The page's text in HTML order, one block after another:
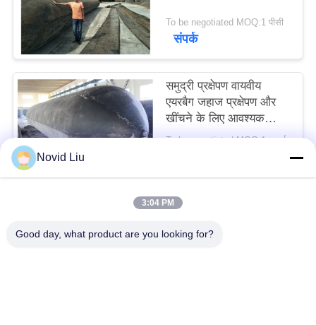
To be negotiated MOQ:1 पीसी
संपर्क
समुद्री प्रक्षेपण वायवीय
एयरबैग जहाज प्रक्षेपण और
खींचने के लिए आवश्यक
घटक
To be negotiated MOQ:1 इकाई
लोकप्रिय श्रेणियां
Novid Liu
3:04 PM
Good day, what product are you looking for?